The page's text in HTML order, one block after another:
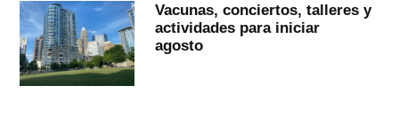
Vacunas, conciertos, talleres y
actividades para iniciar
agosto